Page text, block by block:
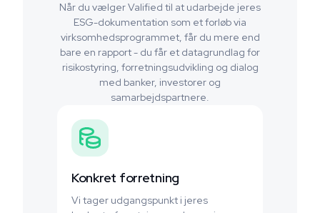
Når du vælger Valified til at udarbejde jeres
ESG-dokumentation som et forløb via
virksomhedsprogrammet, får du mere end
bare en rapport - du får et datagrundlag for
risikostyring, forretningsudvikling og dialog
med banker, investorer og
samarbejdspartnere.
Konkret forretning
Vi tager udgangspunkt i jeres